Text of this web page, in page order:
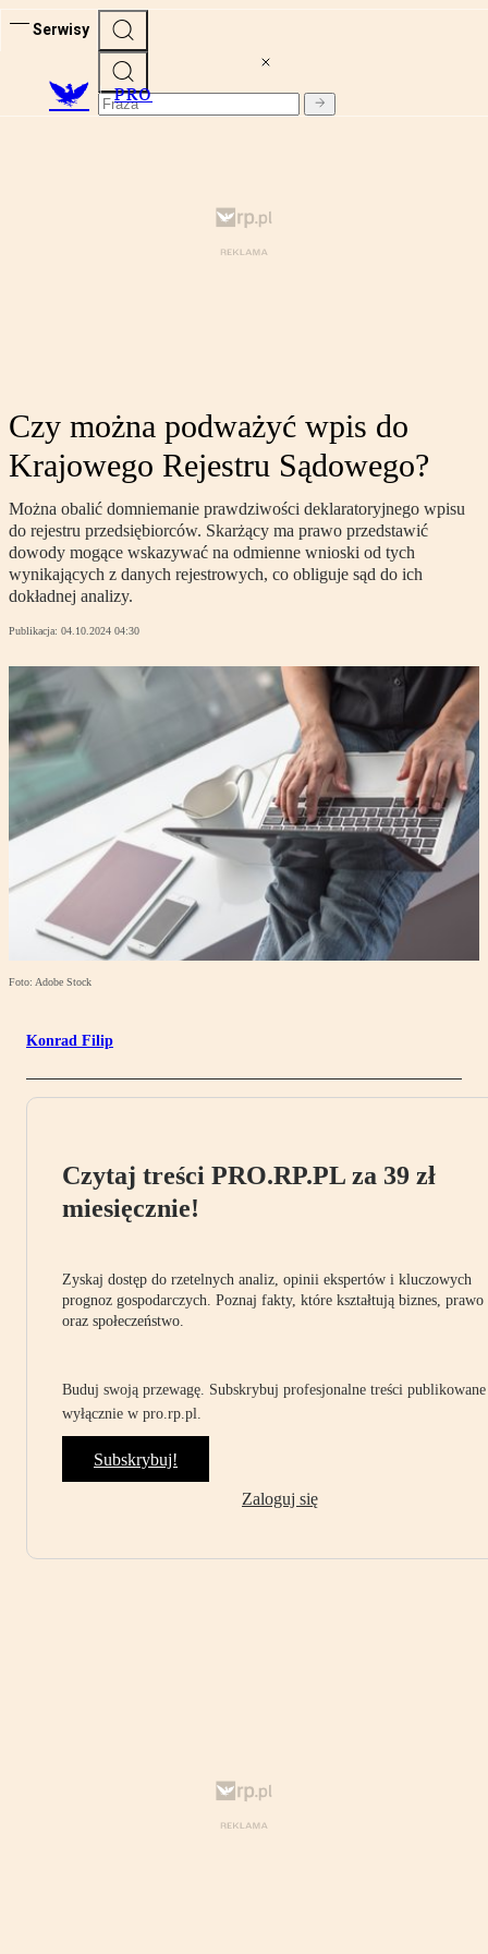
Serwisy
PRO
Czy można podważyć wpis do
Krajowego Rejestru Sądowego?
Można obalić domniemanie prawdziwości deklaratoryjnego wpisu
do rejestru przedsiębiorców. Skarżący ma prawo przedstawić
dowody mogące wskazywać na odmienne wnioski od tych
wynikających z danych rejestrowych, co obliguje sąd do ich
dokładnej analizy.
Publikacja: 04.10.2024 04:30
Foto: Adobe Stock
Konrad Filip
Czytaj treści PRO.RP.PL za 39 zł
miesięcznie!
Zyskaj dostęp do rzetelnych analiz, opinii ekspertów i kluczowych
prognoz gospodarczych. Poznaj fakty, które kształtują biznes, prawo
oraz społeczeństwo.
Buduj swoją przewagę. Subskrybuj profesjonalne treści publikowane
wyłącznie w pro.rp.pl.
Subskrybuj!
Zaloguj się